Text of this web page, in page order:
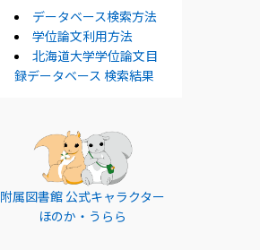
データベース検索方法
学位論文利用方法
北海道大学学位論文目
録データベース 検索結果
附属図書館 公式キャラクター
ほのか・うらら